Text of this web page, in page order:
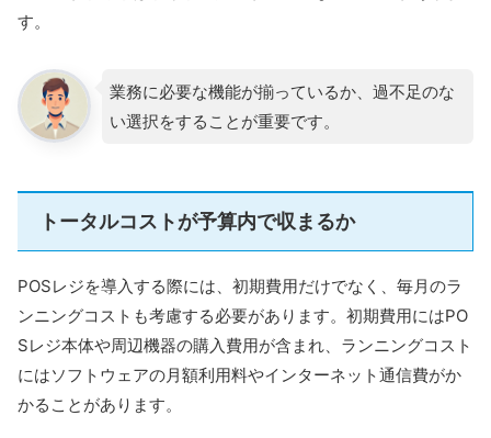
す。
業務に必要な機能が揃っているか、過不足のな
い選択をすることが重要です。
トータルコストが予算内で収まるか
POSレジを導入する際には、初期費用だけでなく、毎月のラ
ンニングコストも考慮する必要があります。初期費用にはPO
Sレジ本体や周辺機器の購入費用が含まれ、ランニングコスト
にはソフトウェアの月額利用料やインターネット通信費がか
かることがあります。